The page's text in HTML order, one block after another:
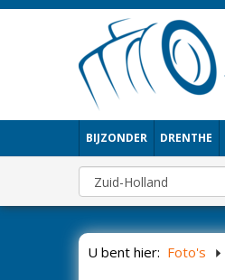
BIJZONDER DRENTHE
U bent hier: Foto's